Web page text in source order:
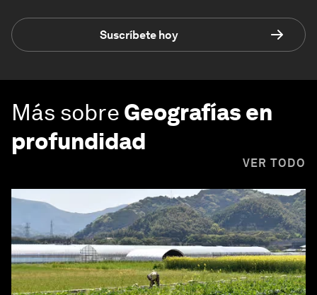
Suscríbete hoy
Más sobre Geografías en
profundidad
VER TODO